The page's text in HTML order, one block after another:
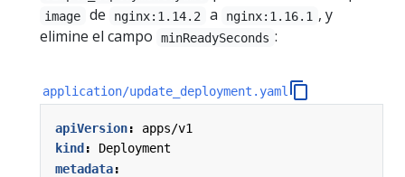
image de nginx:1.14.2 a nginx:1.16.1 , y
elimine el campo
minReadySeconds :
application/update_deployment.yaml
apiVersion:
apps/v1
kind :
Deployment
metadata: